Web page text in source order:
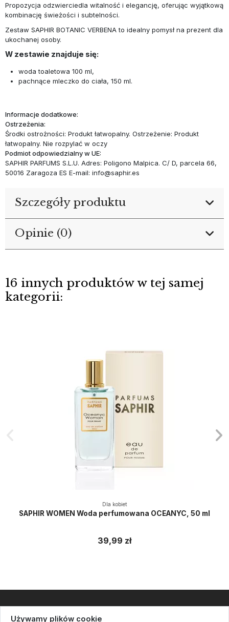
Propozycja odzwierciedla witalność i elegancję, oferując wyjątkową
kombinację świeżości i subtelności.
Zestaw SAPHIR BOTANIC VERBENA to idealny pomysł na prezent dla
ukochanej osoby.
W zestawie znajduje się:
woda toaletowa 100 ml,
pachnące mleczko do ciała, 150 ml.
Informacje dodatkowe:
Ostrzeżenia:
Środki ostrożności: Produkt łatwopalny. Ostrzeżenie: Produkt
łatwopalny. Nie rozpylać w oczy
Podmiot odpowiedzialny w UE:
SAPHIR PARFUMS S.L.U. Adres: Poligono Malpica. C/ D, parcela 66,
50016 Zaragoza ES E-mail: info@saphir.es
Szczegóły produktu
Opinie (0)
16 innych produktów w tej samej
kategorii:
Dla kobiet
SAPHIR WOMEN Woda perfumowana OCEANYC, 50 ml
39,99 zł
Używamy plików cookie